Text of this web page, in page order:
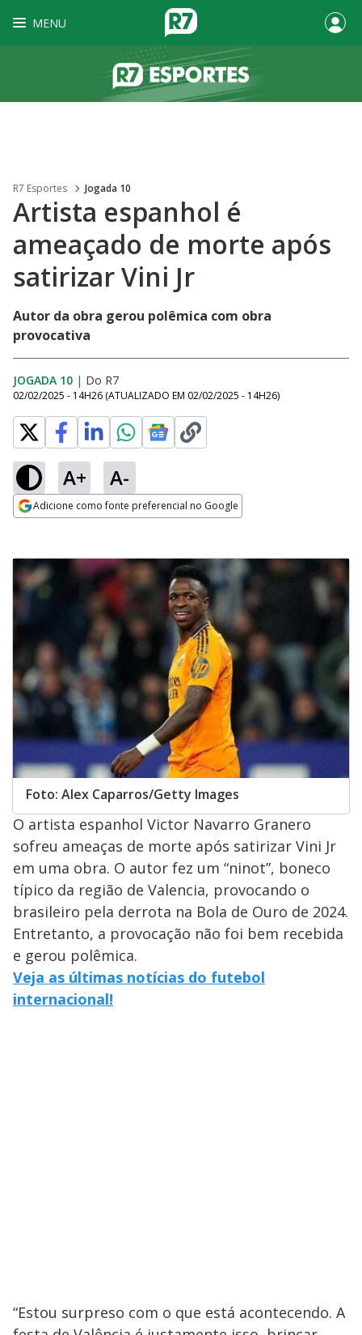
MENU
R7 Esportes Jogada 10
Artista espanhol é
ameaçado de morte após
satirizar Vini Jr
Autor da obra gerou polêmica com obra
provocativa
JOGADA 10 | Do R7
02/02/2025 - 14H26 (ATUALIZADO EM 02/02/2025 - 14H26)
A+ A-
Adicione como fonte preferencial no Google
Foto: Alex Caparros/Getty Images
O artista espanhol Victor Navarro Granero
sofreu ameaças de morte após satirizar Vini Jr
em uma obra. O autor fez um “ninot”, boneco
típico da região de Valencia, provocando o
brasileiro pela derrota na Bola de Ouro de 2024.
Entretanto, a provocação não foi bem recebida
e gerou polêmica.
Veja as últimas notícias do futebol
internacional!
“Estou surpreso com o que está acontecendo. A